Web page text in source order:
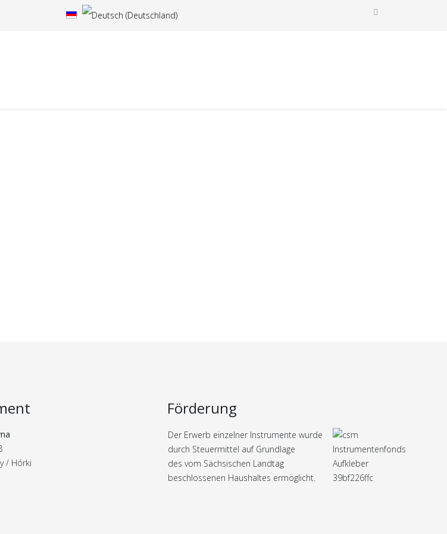
/ Hórki
Förderung
Der Erwerb einzelner Instrumente wurde
durch Steuermittel auf Grundlage
des vom Sächsischen Landtag
beschlossenen Haushaltes ermöglicht.